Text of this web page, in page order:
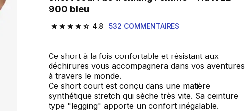
900 bleu
4.8
4.8 out of 5 stars from 532 reviews
532 COMMENTAIRES
Ce short à la fois confortable et résistant aux
déchirures vous accompagnera dans vos aventures
à travers le monde.
Ce short court est conçu dans une matière
synthétique stretch qui sèche très vite. Sa ceinture
type "legging" apporte un confort inégalable.